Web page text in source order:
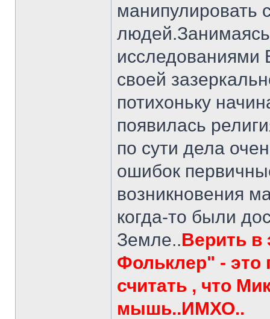
манипулировать
исследованиями
своей
потихоньку
появилась
по сути дела
ошибок
возникновения
когда-то были
Земле..Верить в
Фольклер" - это
считать , что
мышь..ИМХО..